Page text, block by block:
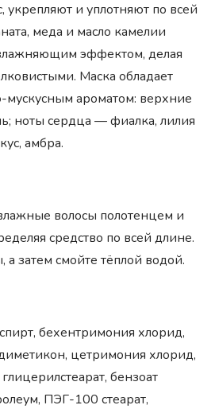
и уплотняют по всей
меда и масло камелии
эффектом, делая
Маска обладает
ароматом: верхние
ноты сердца — фиалка, лилия
амбра.
волосы полотенцем и
средство по всей длине.
а затем смойте тёплой водой.
бехентримония хлорид,
цетримония хлорид,
бензоат
ПЭГ-100 стеарат,